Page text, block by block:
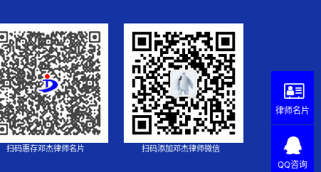
扫码惠存邓杰律师名片 扫码添加邓杰律师微信
律师名片
QQ咨询